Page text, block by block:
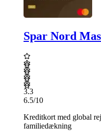
Spar Nord
3.3
6.5/10
Kreditkort med global
familiedækning